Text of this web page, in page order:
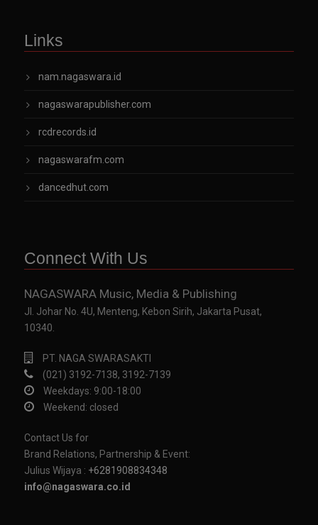
Links
nam.nagaswara.id
nagaswarapublisher.com
rcdrecords.id
nagaswarafm.com
dancedhut.com
Connect With Us
NAGASWARA Music, Media & Publishing
Jl. Johar No. 4U, Menteng, Kebon Sirih, Jakarta Pusat,
10340.
PT. NAGA SWARASAKTI
(021) 3192-7138, 3192-7139
Weekdays: 9:00-18:00
Weekend: closed
Contact Us for
Brand Relations, Partnership & Event:
Julius Wijaya : +6281908834348
info@nagaswara.co.id